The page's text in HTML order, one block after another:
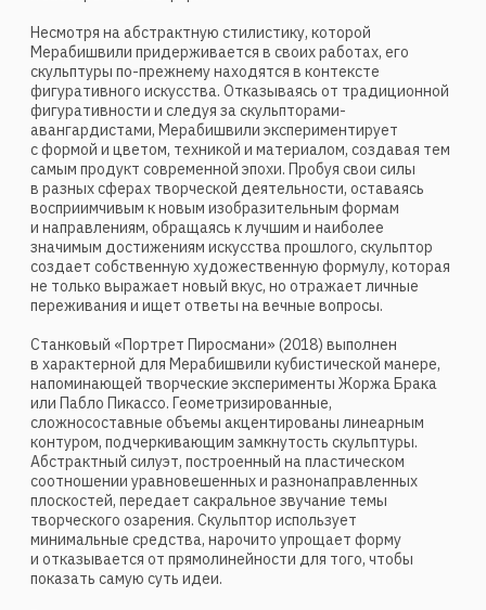
Камергерский пер. 5/7, Москва, 125009
+7 985 470-00-30
order@marchand.art
Публичная оферта
Политика обработки персональных данных
Деятельность Instagram в России признана
Спецпроекты События
В мастерской художника Публикации
Контакты
Каталог Список интересов